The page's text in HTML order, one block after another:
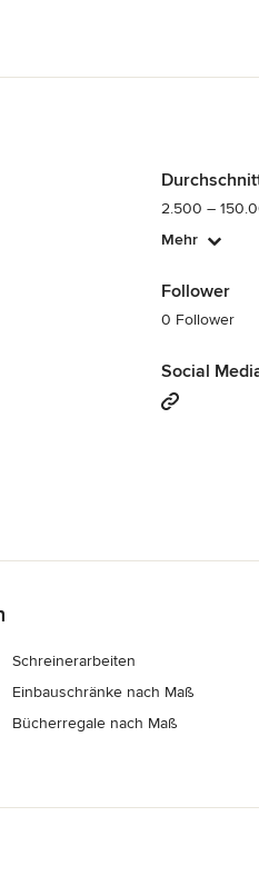
den Vorschlägen und den
2.500 –
Mehr
Follower
0 Follower
Social
Schreinerarbeiten
Einbauschränke nach Maß
Bücherregale nach Maß